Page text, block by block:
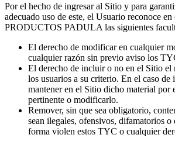
Por el hecho de ingresar al Sitio y para
adecuado uso de este, el Usuario reconoce en
PRODUCTOS PADULA las siguientes
El derecho de modificar en cualquier
cualquier razón sin previo aviso los
El derecho de incluir o no en el Sitio el
los usuarios a su criterio. En el caso de
mantener en el Sitio dicho material por
pertinente o modificarlo.
Remover, sin que sea obligatorio,
sean ilegales, ofensivos, difamatorios o
forma violen estos TYC o cualquier